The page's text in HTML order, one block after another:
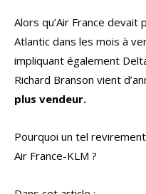
Alors qu’Air France
Atlantic dans les mois à
impliquant également
Richard Branson vient
plus vendeur.
Pourquoi un tel
Air France-KLM ?